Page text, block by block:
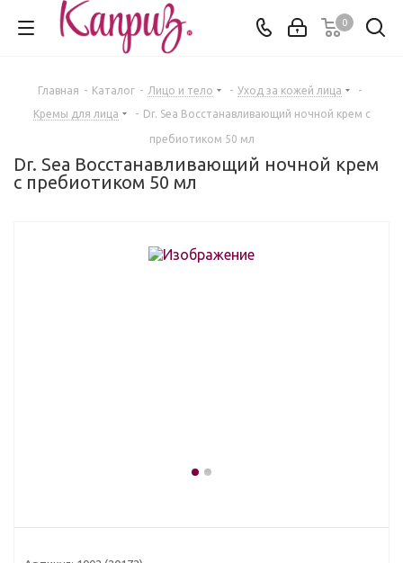
0
Главная - Каталог - Лицо и тело - Уход за кожей лица
-
Кремы для лица
- Dr. Sea Восстанавливающий ночной крем с
пребиотиком 50 мл
Dr. Sea Восстанавливающий ночной крем
с пребиотиком 50 мл